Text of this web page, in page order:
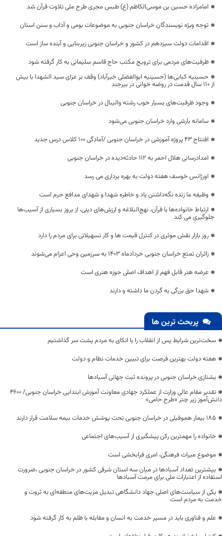
امامزاده حسین بن موسی‌الکاظم (ع) طبس مجری طرح ملی تلاوت قرآن شد
توجه ویژه نویسندگان خراسان جنوبی به موضوعات بومی و آداب و سنن استان
اقدامات دولت سیزدهم در کشور و خراسان جنوبی زیربنایی و آینده ساز است
ظرفیت‌های مردمی برای ترویج مکتب حاج قاسم سلیمانی به کار گرفته شود
حسینیه کبابی‌ها (حسینیه ابوالفضلی خیرآباد) وقف بر عزای سید الشهدا با بیش
از 110 سال قدمت در روضه خوانی در بیرجند
وجود ظرفیت‌های بسیار خوب رشته والیبال در خراسان جنوبی
سامانه بارشی وارد خراسان جنوبی می‌شود
افتتاح ۴۳ پروژه آموزشی در خراسان‌ جنوبی /آمادگی ۱۰۰ کلاس درس جدید
امدادرسانی هلال احمر به ۱۱۲ حادثه‌دیده در خراسان جنوبی
اورژانس خوسف هفته دولت به بهره برداری می رسد
وظیفه ما زنده نگه‌داشتن یاد و خاطره شهدا و شهدای مدافع حرم است
ارتباط خانواده‌ها با قرآن، نهج‌البلاغه و ارزش‌های دینی، از بروز بسیاری از آسیب‌ها
جلوگیری می کند
روز بازار نقش موثری در کنترل قیمت ها و کار تسهیلاتی برای مردم را دارد
زائران تمتع خراسان جنوبی خردادماه ۱۴۰۳ به سرزمین وحی اعزام می‌شوند
عرضه هنر قابل فهم از اهداف اصلی حوزه هنری است
شهدا حق بزرگی به گردن ما داشته و دارند
پربحث ترین ها
سخت‌ترین شرایط پس از انقلاب را با اتکای به مردم پشت سر گذاشتیم
هفته دولت بهترین فرصت برای تبیین خدمات نظام و دولت
یشتازی خراسان جنوبی در پرونده ثبت جهانی آسبادها
تقدیر مقام عالی وزارت از عملکرد جهادی معاونت آموزش ابتدایی خراسان جنوبی/ ۴۶۰۰
دانش‌آموز زیر چتر «طرح حامی»
۱۸۵ بیمار هموفیلی در خراسان جنوبی تحت پوشش خدمات بیمه سلامت قرار دارند
خانواده را مهمترین رکن پیشگیری از آسیب‌های اجتماعی
موضوع میراث فرهنگی، امری فرابخشی است
بیشترین تعداد آسبادها در میان سه استان شرقی کشور در خراسان جنوبی ،ضرورت
استفاده از اعتبارات ملی برای مرمت آسبادها
یکی از سیاست‌های اصلی جهاد دانشگاهی تبدیل مزیت‌های منطقه‌ای به ثروت و
خدمت به مردم است
علم و فناوری باید در مسیر خدمت به انسان و مقابله با ظلم به کار گرفته شود